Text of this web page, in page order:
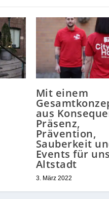
Mit einem
aus
Präsenz,
Prävention,
Sauberkeit
Events für
Altstadt
3. März 2022